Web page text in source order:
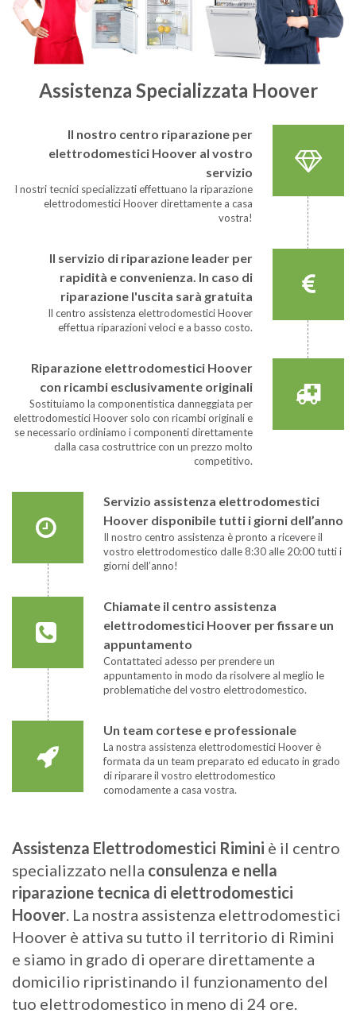
Assistenza Specializzata Hoover
Il nostro centro riparazione per
elettrodomestici Hoover al vostro
servizio
I nostri tecnici specializzati effettuano la riparazione
elettrodomestici Hoover direttamente a casa
vostra!
Il servizio di riparazione leader per
rapidità e convenienza. In caso di
riparazione l'uscita sarà gratuita
Il centro assistenza elettrodomestici Hoover
effettua riparazioni veloci e a basso costo.
Riparazione elettrodomestici Hoover
con ricambi esclusivamente originali
Sostituiamo la componentistica danneggiata per
elettrodomestici Hoover solo con ricambi originali e
se necessario ordiniamo i componenti direttamente
dalla casa costruttrice con un prezzo molto
competitivo.
Servizio assistenza elettrodomestici
Hoover disponibile tutti i giorni dell’anno
Il nostro centro assistenza è pronto a ricevere il
vostro elettrodomestico dalle 8:30 alle 20:00 tutti i
giorni dell’anno!
Chiamate il centro assistenza
elettrodomestici Hoover per fissare un
appuntamento
Contattateci adesso per prendere un
appuntamento in modo da risolvere al meglio le
problematiche del vostro elettrodomestico.
Un team cortese e professionale
La nostra assistenza elettrodomestici Hoover è
formata da un team preparato ed educato in grado
di riparare il vostro elettrodomestico
comodamente a casa vostra.
Assistenza Elettrodomestici Rimini è il centro
specializzato nella consulenza e nella
riparazione tecnica di elettrodomestici
Hoover. La nostra assistenza elettrodomestici
Hoover è attiva su tutto il territorio di Rimini
e siamo in grado di operare direttamente a
domicilio ripristinando il funzionamento del
tuo elettrodomestico in meno di 24 ore.